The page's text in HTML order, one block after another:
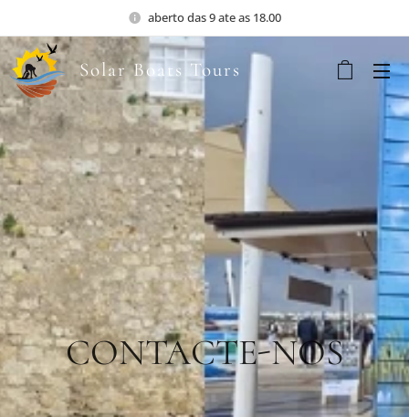
aberto das 9 ate as 18.00
Solar Boats Tours
CONTACTE-NOS